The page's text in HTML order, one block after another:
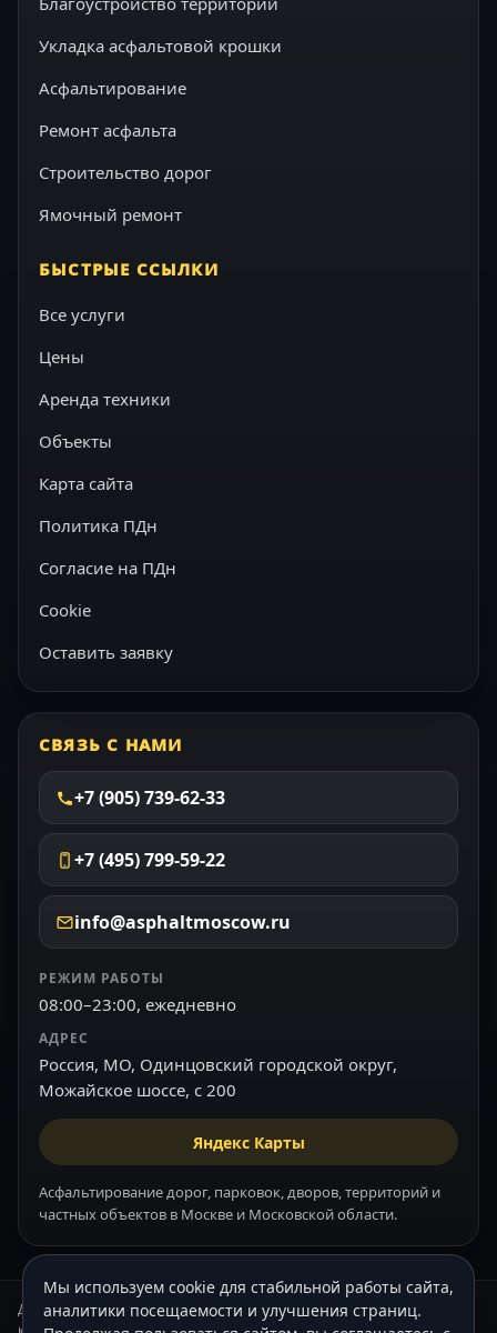
Укладка асфальтовой крошки
Асфальтирование
Ремонт асфальта
Строительство дорог
Ямочный ремонт
БЫСТРЫЕ ССЫЛКИ
Все услуги
Цены
Аренда техники
Объекты
Карта сайта
Политика ПДн
Согласие на ПДн
Cookie
Оставить заявку
СВЯЗЬ С НАМИ
+7 (905) 739-62-33
+7 (495) 799-59-22
info@asphaltmoscow.ru
РЕЖИМ РАБОТЫ
08:00–23:00, ежедневно
АДРЕС
Россия, МО, Одинцовский городской округ,
Можайское шоссе, с 200
Яндекс Карты
Асфальтирование дорог, парковок, дворов, территорий и
частных объектов в Москве и Московской области.
Данный интернет-сайт носит информационный характер и ни при
Мы используем cookie для стабильной работы сайта,
аналитики посещаемости и улучшения страниц.